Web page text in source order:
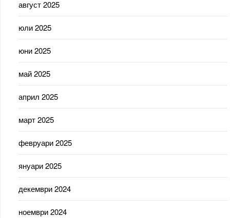
август 2025
юли 2025
юни 2025
май 2025
април 2025
март 2025
февруари 2025
януари 2025
декември 2024
ноември 2024